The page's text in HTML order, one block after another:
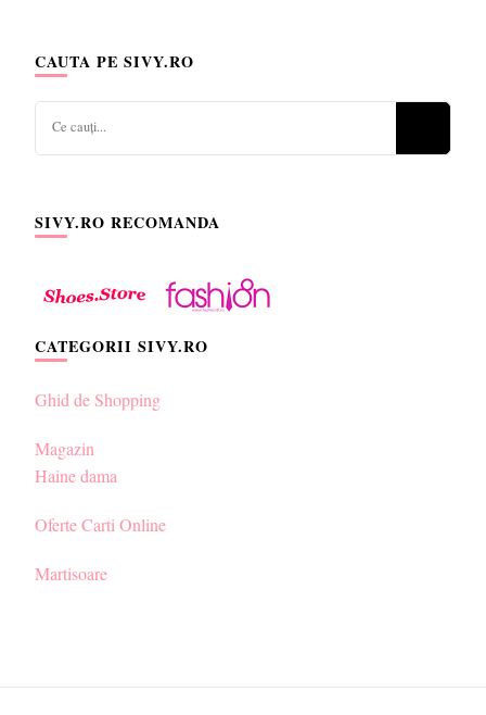
CAUTA PE SIVY.RO
SIVY.RO RECOMANDA
CATEGORII SIVY.RO
Ghid de Shopping
Magazin
Haine dama
Oferte Carti Online
Martisoare